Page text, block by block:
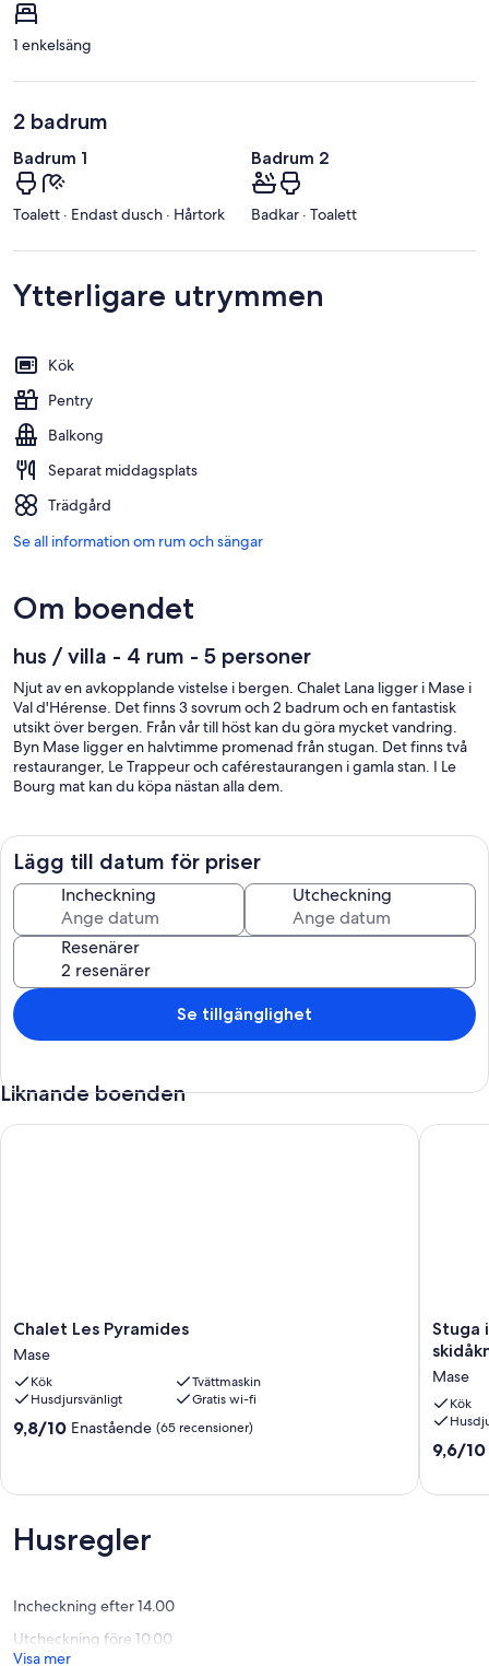
1 enkelsäng
2 badrum
Badrum 1
Toalett · Endast dusch · Hårtork
Badrum 2
Badkar · Toalett
Ytterligare utrymmen
Kök
Pentry
Balkong
Separat middagsplats
Trädgård
Se all information om rum och sängar
Om boendet
hus / villa - 4 rum - 5 personer
Njut av en avkopplande vistelse i bergen. Chalet Lana ligger i Mase i
Val d'Hérense. Det finns 3 sovrum och 2 badrum och en fantastisk
utsikt över bergen. Från vår till höst kan du göra mycket vandring.
Byn Mase ligger en halvtimme promenad från stugan. Det finns två
restauranger, Le Trappeur och caférestaurangen i gamla stan. I Le
Bourg mat kan du köpa nästan alla dem.
Lägg till datum för priser
Incheckning Utcheckning
Resenärer
Se tillgänglighet
Liknande boenden
Chalet
Les
Pyramides
Mase
Chalet Les Pyramides
Mase
Kök
Tvättmaskin
Husdjursvänligt
Gratis wi-fi
9.8
9,8/10 Enastående (65 recensioner)
Chalet Les Pyramides
Stuga
i
soligt
läge
för
och
Stuga
Mase
Kök
9.6
9,6/10
Stuga i
Husregler
Incheckning efter 14.00
Utcheckning före 10.00
Visa mer